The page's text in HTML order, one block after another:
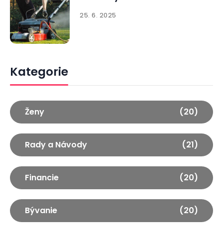
25. 6. 2025
Kategorie
Ženy (20)
Rady a Návody (21)
Financie (20)
Bývanie (20)